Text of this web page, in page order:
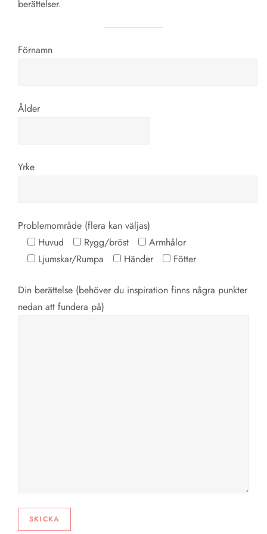
berättelser.
Förnamn
Ålder
Yrke
Problemområde (flera kan väljas)
Huvud
Rygg/bröst
Armhålor
Ljumskar/Rumpa
Händer Fötter
Din berättelse (behöver du inspiration finns några punkter
nedan att fundera på)